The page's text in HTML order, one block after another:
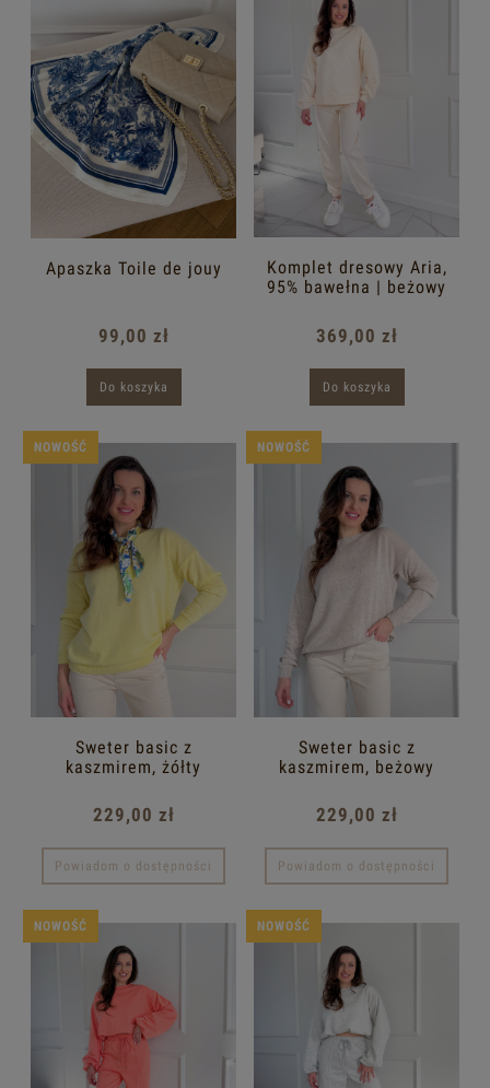
Apaszka Toile de jouy
99,00 zł
Do koszyka
Komplet dresowy Aria,
95% bawełna | beżowy
369,00 zł
Do koszyka
Sweter basic z
kaszmirem, żółty
229,00 zł
Powiadom o dostępności
NOWOŚĆ
Sweter basic z
kaszmirem, beżowy
229,00 zł
Powiadom o dostępności
NOWOŚĆ
NOWOŚĆ NOWOŚĆ